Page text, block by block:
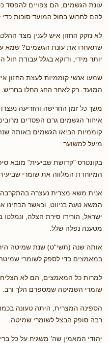
עונת הגשמים, הם צפויים להפסד
להם לחרוש בחול המועד סוכות
לא נזקק החזון איש לענין מצד
שתאחרו את עונת הגשמים? שמא
יותר מידי, ודוקא בגלל עבודת חול
שמעו אנשי קוממיות לעצת החזון
המועד. רק לאחר החג החלו בחריש.
משך כל זמן החרישה והזריעה
איחור הגשמים גרם הפסדים
קוממיות הביאו הגשמים באותה
מיעל למשוער.
בקונטרס "קדושת שביעית" מובא
המיוחדת המלווה את שומרי
אנית משא מצרית נעצרה
המשא טעה בניווט, וכאשר הבחינו
ישראל, הורידו סירת הצלה,
מטענה נפלה שלל.
אותה שנה (תשי"ט) שנת שמיטה
במאמצים כדי לספק לשומרי
למרות כל המאמצים, הם לא
שומרי השמיטה שמספרם הלך ורב.
הספינה המצרית, היתה טעונה
רבה סופק הבצל לשומרי שמיטה.
יהודי המאמין שה’ משגיח על כל